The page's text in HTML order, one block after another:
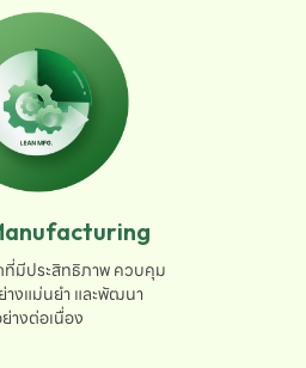
ที่มีประสิทธิภาพ ควบคุม
งแม่นยำ และพัฒนา
างต่อเนื่อง